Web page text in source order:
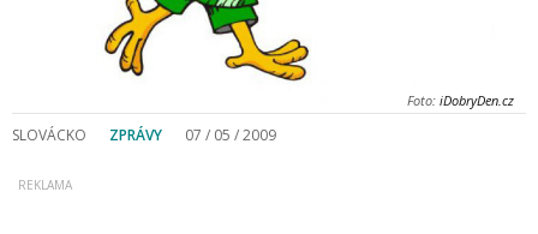
Foto: iDobryDen.cz
SLOVÁCKO ZPRÁVY 07 / 05 / 2009